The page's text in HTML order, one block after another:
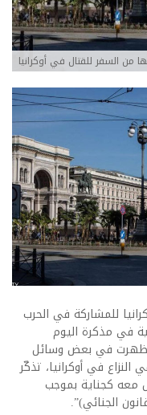
من السفر للقتال في أوكرانيا
للمشاركة في الحرب
في مذكرة اليوم
ظهرت في بعض وسائل
في أوكرانيا، تذكّر
معه كجناية بموجب